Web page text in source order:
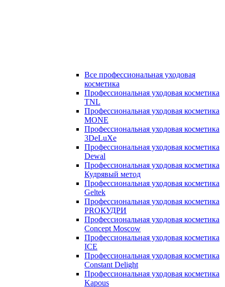
Все профессиональная уходовая
косметика
Профессиональная уходовая косметика
TNL
Профессиональная уходовая косметика
MONE
Профессиональная уходовая косметика
3DeLuXe
Профессиональная уходовая косметика
Dewal
Профессиональная уходовая косметика
Кудрявый метод
Профессиональная уходовая косметика
Geltek
Профессиональная уходовая косметика
PROКУДРИ
Профессиональная уходовая косметика
Concept Moscow
Профессиональная уходовая косметика
ICE
Профессиональная уходовая косметика
Constant Delight
Профессиональная уходовая косметика
Kapous